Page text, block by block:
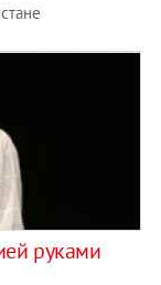
руками